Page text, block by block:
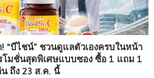
“บีไชน์” ชวนดูแลตัวเองครบในหน้า
โมชั่นสุดพิเศษแบบซอง ซื้อ 1 แถม 1
น ถึง 23 ส.ค. นี้